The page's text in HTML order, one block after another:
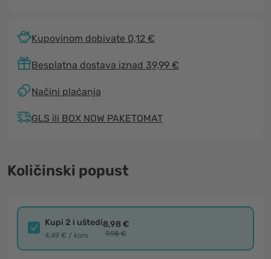
Kupovinom dobivate 0,12 €
Besplatna dostava iznad 39,99 €
Načini plaćanja
GLS ili BOX NOW PAKETOMAT
Količinski popust
Kupi 2 i uštedi
4,49 € / kom
8,98 €
9,98 €